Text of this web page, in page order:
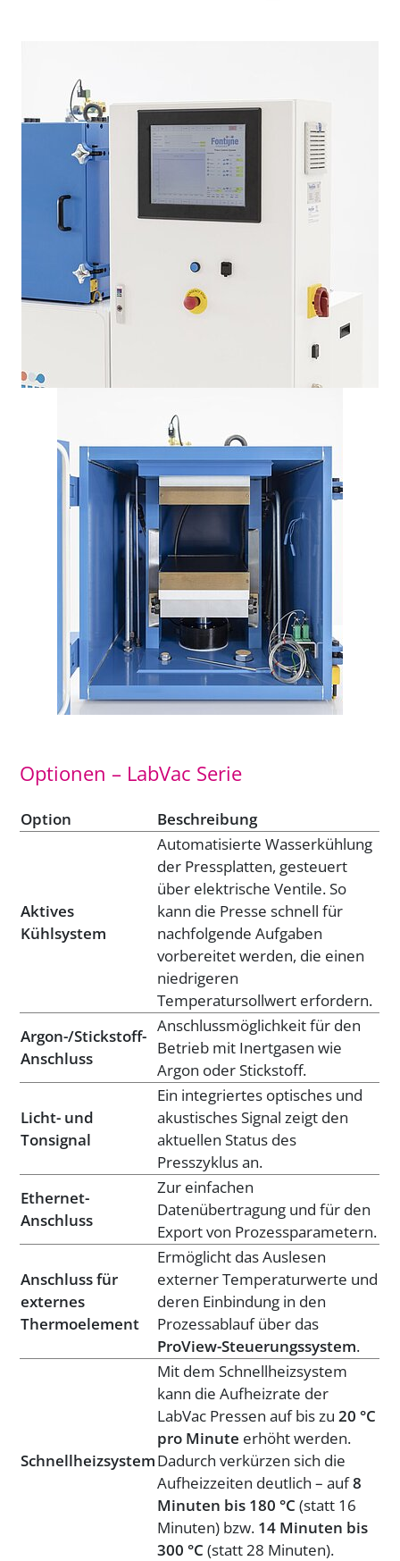
Optionen – LabVac Serie
Option Beschreibung
Aktives
Kühlsystem
Automatisierte Wasserkühlung
der Pressplatten, gesteuert
über elektrische Ventile. So
kann die Presse schnell für
nachfolgende Aufgaben
vorbereitet werden, die einen
niedrigeren
Temperatursollwert erfordern.
Argon-/Stickstoff-
Anschluss
Anschlussmöglichkeit für den
Betrieb mit Inertgasen wie
Argon oder Stickstoff.
Licht- und
Tonsignal
Ein integriertes optisches und
akustisches Signal zeigt den
aktuellen Status des
Presszyklus an.
Ethernet-
Anschluss
Zur einfachen
Datenübertragung und für den
Export von Prozessparametern.
Anschluss für
externes
Thermoelement
Ermöglicht das Auslesen
externer Temperaturwerte und
deren Einbindung in den
Prozessablauf über das
ProView-Steuerungssystem.
Schnellheizsystem
Mit dem Schnellheizsystem
kann die Aufheizrate der
LabVac Pressen auf bis zu20 °C
pro Minute erhöht werden.
Dadurch verkürzen sich die
Aufheizzeiten deutlich – auf8
Minuten bis 180 °C (statt 16
Minuten) bzw. 14 Minuten bis
300 °C (statt 28 Minuten).